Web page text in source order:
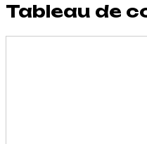
Tableau de